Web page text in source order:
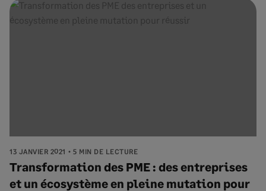
13 JANVIER 2021 5 MIN DE LECTURE
Transformation des PME : des entreprises
et un écosystème en pleine mutation pour